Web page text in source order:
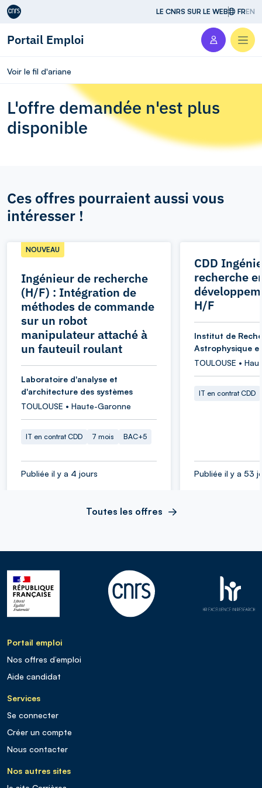
Aller au contenu LE CNRS SUR LE WEB FREN
Portail Emploi
Voir le fil d'ariane
L'offre demandée n'est plus
disponible
Ces offres pourraient aussi vous
intéresser !
Ingénieur de recherche
(H/F) : Intégration de
méthodes de commande
sur un robot
manipulateur attaché à
un fauteuil roulant
NOUVEAU
Laboratoire d'analyse et
d'architecture des systèmes
TOULOUSE • Haute-Garonne
IT en contrat CDD 7 mois BAC+5
Publiée il y a 4 jours
CDD
recherche
H/F
Institut de
Astrophysique
TOULOUSE •
IT en contrat CDD
Publiée il y a 53
Toutes les offres
Portail emploi
Nos offres d’emploi
Aide candidat
Services
Se connecter
Créer un compte
Nous contacter
Nos autres sites